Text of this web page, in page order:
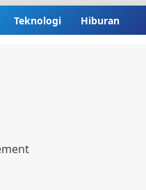
Teknologi Hiburan